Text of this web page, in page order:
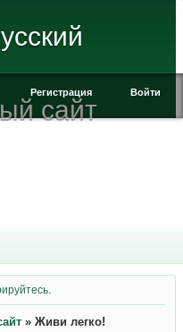
сайт
Регистрация Войти
» Живи легко!